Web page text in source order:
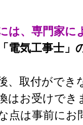
には、専門家
電気工事士」
、取付ができ
はお受けでき
点は事前に